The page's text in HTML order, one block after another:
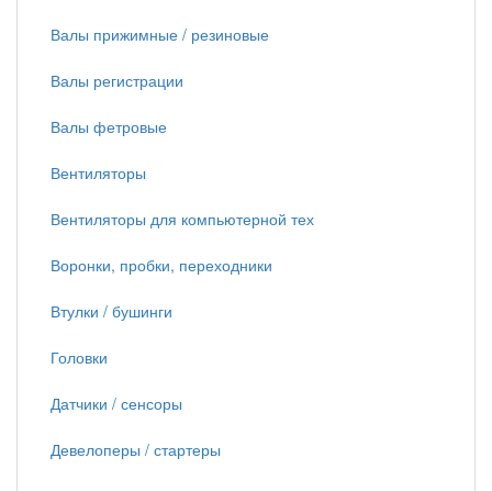
Валы прижимные / резиновые
Валы регистрации
Валы фетровые
Вентиляторы
Вентиляторы для компьютерной тех
Воронки, пробки, переходники
Втулки / бушинги
Головки
Датчики / сенсоры
Девелоперы / стартеры